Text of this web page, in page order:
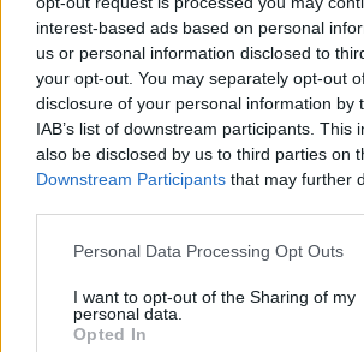
interest-based ads based on personal
us or personal information disclosed to
your opt-out. You may separately opt-out
disclosure of your personal information by
IAB’s list of downstream participants. This
also be disclosed by us to third parties on
Downstream Participants that may further
Personal Data Processing Opt Outs
I want to opt-out of the Sharing of my
personal data.
Opted In
stagionale